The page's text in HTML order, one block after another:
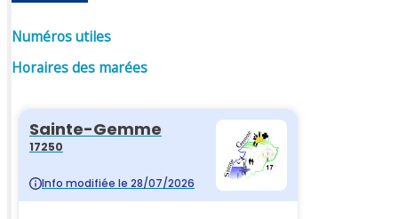
Numéros utiles
Horaires des marées